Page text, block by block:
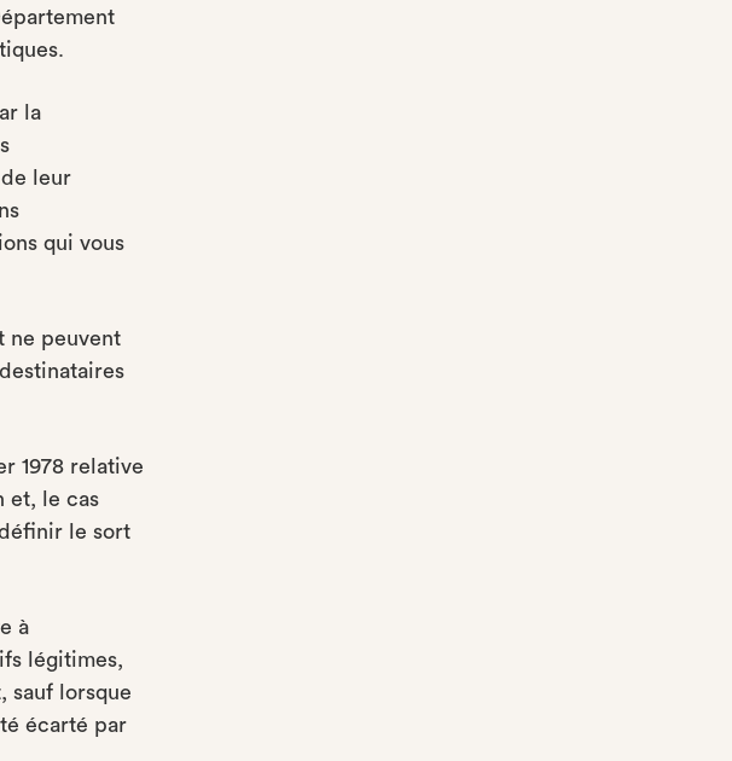
la
leur
qui vous
ne peuvent
1978 relative
et, le cas
le sort
à
légitimes,
sauf lorsque
écarté par